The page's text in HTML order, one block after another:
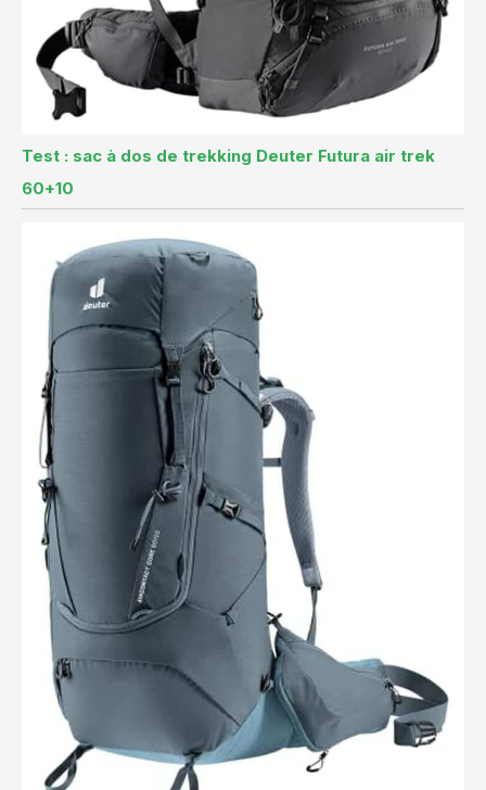
Test : sac à dos de trekking Deuter Futura air trek
60+10